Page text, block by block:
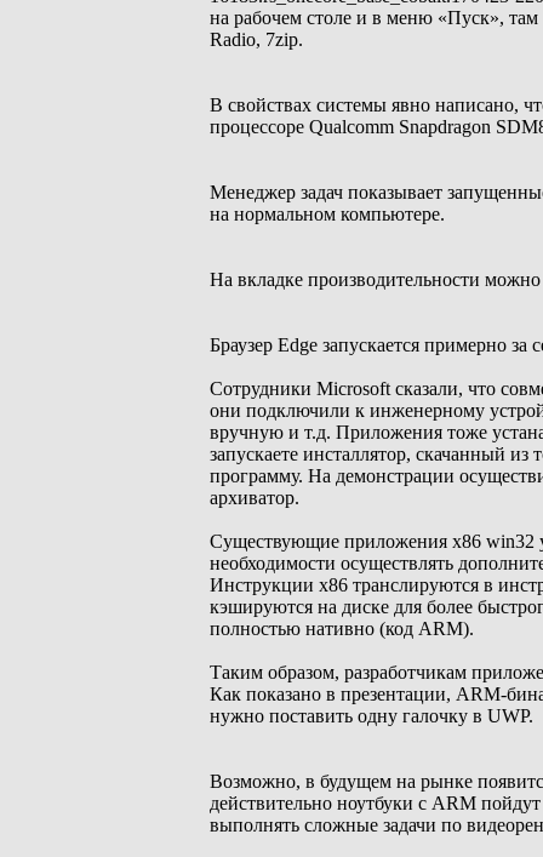
на рабочем столе и в меню «Пуск», там
Radio, 7zip.
В свойствах системы явно написано,
процессоре Qualcomm Snapdragon
Менеджер задач показывает
на нормальном компьютере.
На вкладке производительности
Браузер Edge запускается примерно за
Сотрудники Microsoft сказали, что
они подключили к инженерному
вручную и т.д. Приложения тоже
запускаете инсталлятор, скачанный
программу. На демонстрации
архиватор.
Существующие приложения x86 win32
необходимости осуществлять
Инструкции x86 транслируются в
кэшируются на диске для более
полностью нативно (код ARM).
Таким образом, разработчикам
Как показано в презентации, ARM-
нужно поставить одну галочку в UWP.
Возможно, в будущем на рынке
действительно ноутбуки с ARM
выполнять сложные задачи по